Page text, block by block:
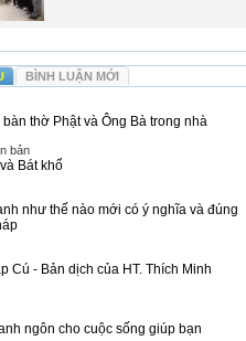
BÌNH LUẬN MỚI
thờ Phật và Ông Bà trong nhà
bản
Bát khổ
như thế nào mới có ý nghĩa và đúng
Cú - Bản dịch của HT. Thích Minh
ngôn cho cuộc sống giúp bạn